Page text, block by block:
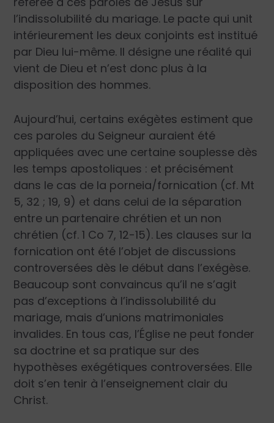
l’indissolubilité du mariage. Le pacte qui unit
intérieurement les deux conjoints est institué
par Dieu lui-même. Il désigne une réalité qui
vient de Dieu et n’est donc plus à la
disposition des hommes.
Aujourd’hui, certains exégètes estiment que
ces paroles du Seigneur auraient été
appliquées avec une certaine souplesse dès
les temps apostoliques : et précisément
dans le cas de la porneia/fornication (cf. Mt
5, 32 ; 19, 9) et dans celui de la séparation
entre un partenaire chrétien et un non
chrétien (cf. 1 Co 7, 12-15). Les clauses sur la
fornication ont été l’objet de discussions
controversées dès le début dans l’exégèse.
Beaucoup sont convaincus qu’il ne s’agit
pas d’exceptions à l’indissolubilité du
mariage, mais d’unions matrimoniales
invalides. En tous cas, l’Église ne peut fonder
sa doctrine et sa pratique sur des
hypothèses exégétiques controversées. Elle
doit s’en tenir à l’enseignement clair du
Christ.